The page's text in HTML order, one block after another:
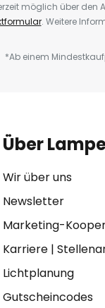
möglich über den
. Weitere
*Ab einem
Über
Wir über uns
Newsletter
Marketing-
Karriere|
Lichtplanung
Gutscheincodes